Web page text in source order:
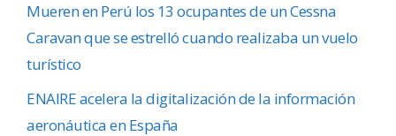
Mueren en Perú los 13 ocupantes de un Cessna
Caravan que se estrelló cuando realizaba un vuelo
turístico
ENAIRE acelera la digitalización de la información
aeronáutica en España